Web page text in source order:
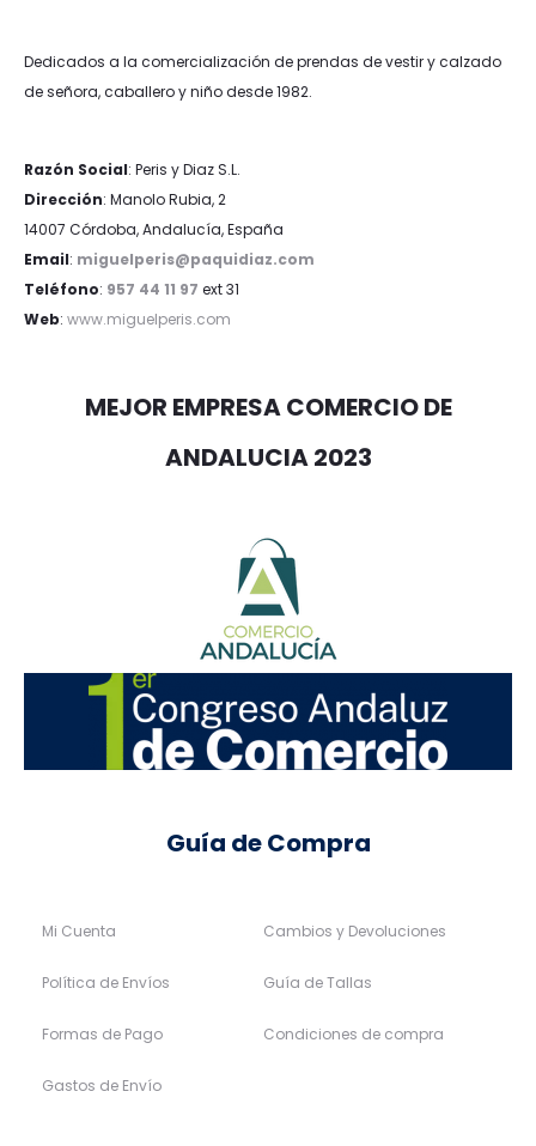
Dedicados a la comercialización de prendas de vestir y calzado
de señora, caballero y niño desde 1982.
Razón Social: Peris y Diaz S.L.
Dirección: Manolo Rubia, 2
14007 Córdoba, Andalucía, España
Email: miguelperis@paquidiaz.com
Teléfono: 957 44 11 97 ext 31
Web: www.miguelperis.com
MEJOR EMPRESA COMERCIO DE
ANDALUCIA 2023
Guía de Compra
Mi Cuenta
Política de Envíos
Formas de Pago
Gastos de Envío
Cambios y Devoluciones
Guía de Tallas
Condiciones de compra